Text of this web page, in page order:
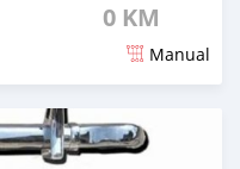
0 KM
Manual